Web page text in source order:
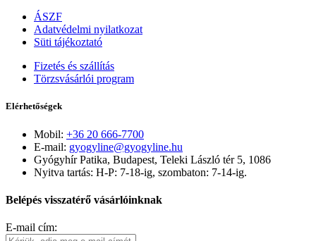
ÁSZF
Adatvédelmi nyilatkozat
Süti tájékoztató
Fizetés és szállítás
Törzsvásárlói program
Elérhetőségek
Mobil: +36 20 666-7700
E-mail: gyogyline@gyogyline.hu
Gyógyhír Patika, Budapest, Teleki László tér 5, 1086
Nyitva tartás: H-P: 7-18-ig, szombaton: 7-14-ig.
Belépés visszatérő vásárlóinknak
E-mail cím: